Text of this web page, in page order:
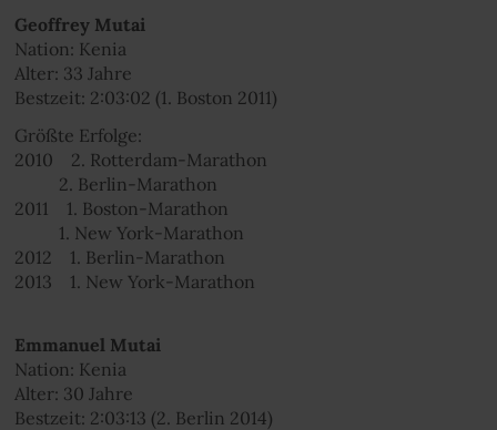
Geoffrey Mutai
Nation: Kenia
Alter: 33 Jahre
Bestzeit: 2:03:02 (1. Boston 2011)
Größte Erfolge:
2010 2. Rotterdam-Marathon
2. Berlin-Marathon
2011 1. Boston-Marathon
1. New York-Marathon
2012 1. Berlin-Marathon
2013 1. New York-Marathon
Emmanuel Mutai
Nation: Kenia
Alter: 30 Jahre
Bestzeit: 2:03:13 (2. Berlin 2014)